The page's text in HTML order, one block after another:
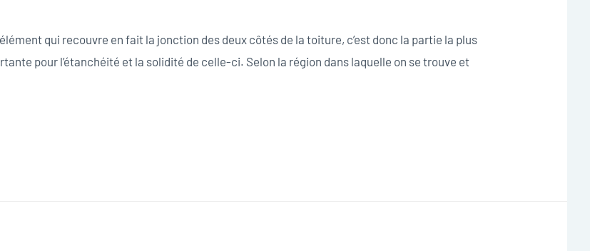
qui recouvre en fait la jonction des deux côtés de la toiture, c’est donc la partie la plus
pour l’étanchéité et la solidité de celle-ci. Selon la région dans laquelle on se trouve et